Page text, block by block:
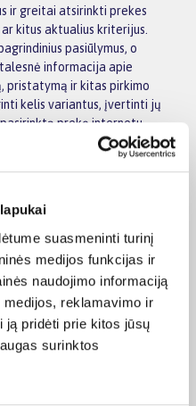
suasmeninti turinį
medijos funkcijas ir
naudojimo informaciją
reklamavimo ir
ją pridėti prie kitos jūsų
surinktos
ir greitai atsirinkti prekes
kitus aktualius kriterijus.
pasiūlymus, o
informacija apie
pristatymą ir kitas pirkimo
kelis variantus, įvertinti jų
prekę internetu.
nuo 150 Eur įsigyti su
pirkti išsimokėtinai galima
kainuoja nuo 2,29 €, o
nuo 2,99 €. Jei prekė yra
1–2 darbo dienas, o tikslų
puslapyje.
spintelės kategorijos,
būdą: pristatymą į
BIGBOX.LT biure Kaune.